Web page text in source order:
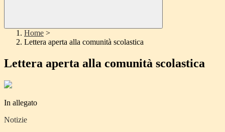
Home >
Lettera aperta alla comunità scolastica
Lettera aperta alla comunità scolastica
In allegato
Notizie